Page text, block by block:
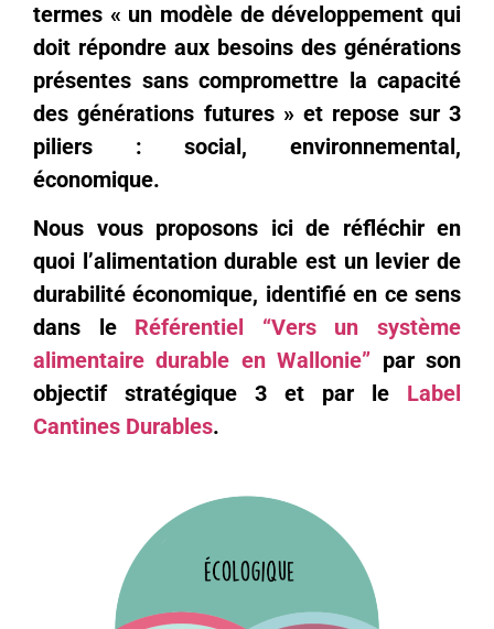
termes « un modèle de développement qui
doit répondre aux besoins des générations
présentes sans compromettre la capacité
des générations futures » et repose sur 3
piliers : social, environnemental,
économique.
Nous vous proposons ici de réfléchir en
quoi l’alimentation durable est un levier de
durabilité économique, identifié en ce sens
dans le Référentiel “Vers un système
alimentaire durable en Wallonie” par son
objectif stratégique 3 et par le Label
Cantines Durables.